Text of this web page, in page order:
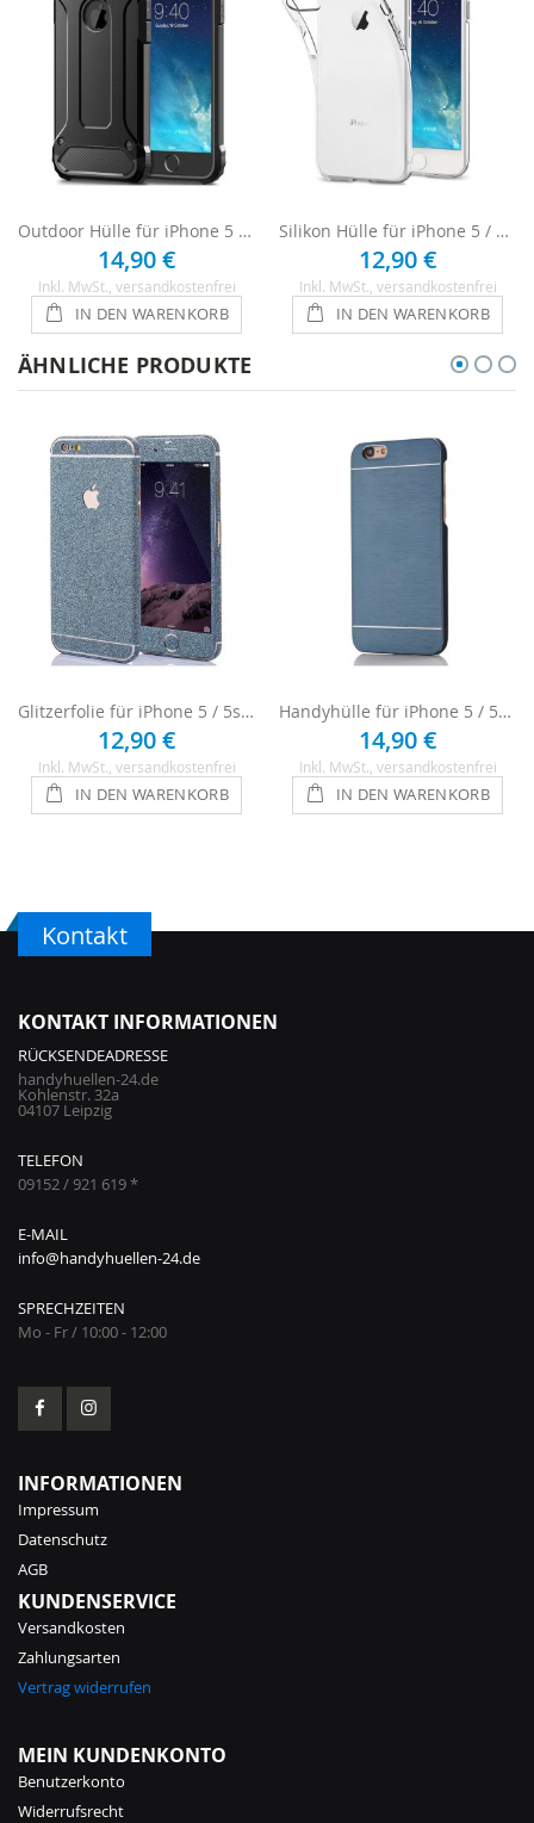
Outdoor Hülle für iPhone 5 / 5s / SE - Schwarz
14,90 €
Inkl. MwSt. , versandkostenfrei
IN DEN WARENKORB
Silikon Hülle für iPhone 5 / 5s / SE - Transparent
12,90 €
Inkl. MwSt. , versandkostenfrei
IN DEN WARENKORB
ÄHNLICHE PRODUKTE
Glitzerfolie für iPhone 5 / 5s / SE - Blau
12,90 €
Inkl. MwSt. , versandkostenfrei
IN DEN WARENKORB
Handyhülle für iPhone 5 / 5s / SE - Dunkelblau
14,90 €
Inkl. MwSt. , versandkostenfrei
IN DEN WARENKORB
Kontakt
KONTAKT INFORMATIONEN
RÜCKSENDEADRESSE
handyhuellen-24.de
Kohlenstr. 32a
04107 Leipzig
TELEFON
09152 / 921 619 *
E-MAIL
info@handyhuellen-24.de
SPRECHZEITEN
Mo - Fr / 10:00 - 12:00
INFORMATIONEN
Impressum
Datenschutz
AGB
KUNDENSERVICE
Versandkosten
Zahlungsarten
Vertrag widerrufen
MEIN KUNDENKONTO
Benutzerkonto
Widerrufsrecht